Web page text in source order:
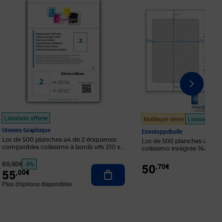
panier
Livraison offerte
Univers Graphique
Lot de 500 planches a4 de 2 étiquettes
compatibles colissimo à bords vifs 210 x
multifonction
60,50€ -9%
55,00€
Plus d’options disponibles
Ajouter au panier
Meilleure vente Livraison
Enveloppebulle
Lot de 500 planches a4
colissimo intégrée 164 x
50,70€